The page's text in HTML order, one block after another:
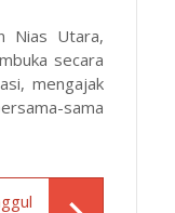
Nias Utara,
secara
mengajak
sama